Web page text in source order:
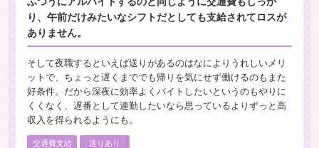
り、午前だけみたいなシフトだとしても支給されてロスが
ありません。
そして夜職するといえば送りがあるのはなによりうれしいメリ
ットで、ちょっと遅くまででも帰りを気にせず働けるのもまた
好条件。だから深夜に効率よくバイトしたいというのもやりに
くくなく、遅番として連勤したいなら思っているよりずっと高
収入を得られるようにも。
交通費支給 送りあり